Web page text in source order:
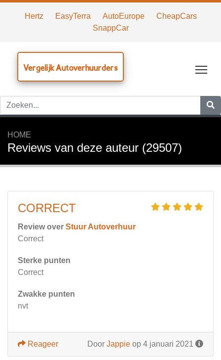
Hertz EasyTerra AutoEurope
CheapCars
SnappCar
Vergelijk Autoverhuurders
HOME
Reviews van deze auteur (29507)
CORRECT
Review over Stuur Autoverhuur
Correct
Sterke punten
Correct
Zwakke punten
nvt
Door Jappie op 4 januari 2021
Reageer